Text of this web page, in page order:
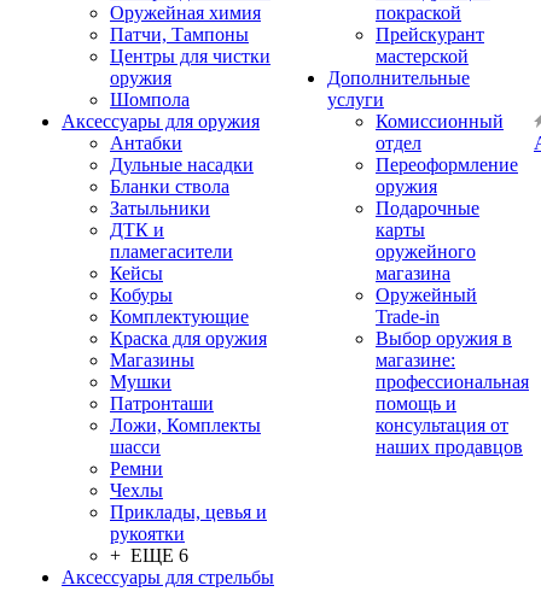
Оружейная химия
Патчи, Тампоны
Центры для чистки
оружия
Шомпола
Аксессуары для оружия
Антабки
Дульные насадки
Бланки ствола
Затыльники
ДТК и
пламегасители
Кейсы
Кобуры
Комплектующие
Краска для оружия
Магазины
Мушки
Патронташи
Ложи, Комплекты
шасси
Ремни
Чехлы
Приклады, цевья и
рукоятки
+ ЕЩЕ 6
Аксессуары для стрельбы
покраской
Прейскурант
мастерской
Дополнительные
услуги
Комиссионный
отдел
Переоформление
оружия
Подарочные
карты
оружейного
магазина
Оружейный
Trade-in
Выбор оружия в
магазине:
профессиональная
помощь и
консультация от
наших продавцов